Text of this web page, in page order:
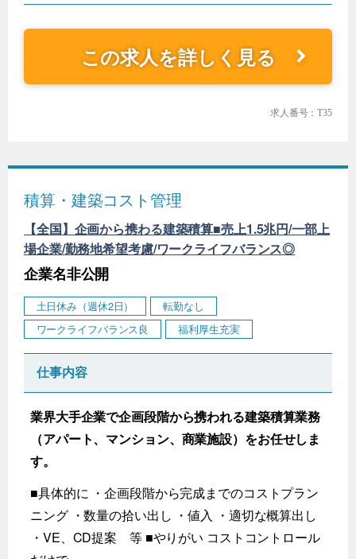
この求人を詳しく見る
求人番号：T35
積算・建築コスト管理
【全国】企画から携わる建築積算■売上1.5兆円/一部上
場企業/勤務地希望考慮/ワークライフバランス◎
企業名非公開
土日休み（週休2日）
転勤なし
ワークライフバランス良
福利厚生充実
仕事内容
業界大手企業で企画段階から携われる建築積算業務
（アパート、マンション、商業施設）をお任せしま
す。
■具体的に ・企画段階から完成までのコストプラン
ニング ・数量の拾い出し ・値入 ・適切な概算出し
・VE、CD提案 等 ■やりがい コストコントロール